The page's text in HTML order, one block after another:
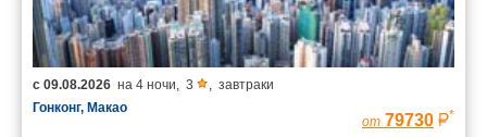
с 09.08.2026 на 4 ночи, 3 , завтраки
Гонконг, Макао
от 79730 *